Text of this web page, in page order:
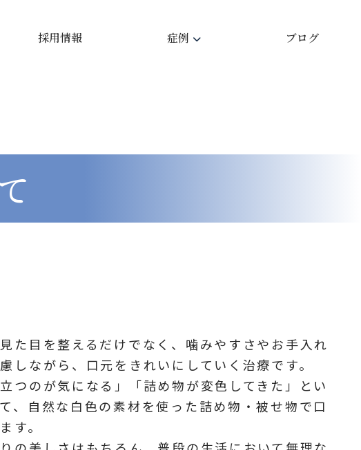
採用情報 症例 ブログ
た目を整えるだけでなく、噛みやすさやお手入れ
しながら、口元をきれいにしていく治療です。
つのが気になる」「詰め物が変色してきた」とい
、自然な白色の素材を使った詰め物・被せ物で口
す。